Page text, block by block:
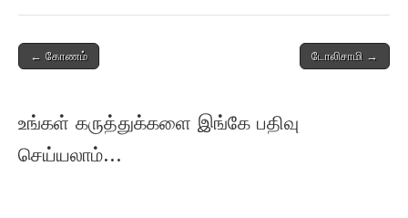
Post
← கோணம் டோலிசாமி →
உங்கள் கருத்துக்களை இங்கே பதிவு
செய்யலாம்...